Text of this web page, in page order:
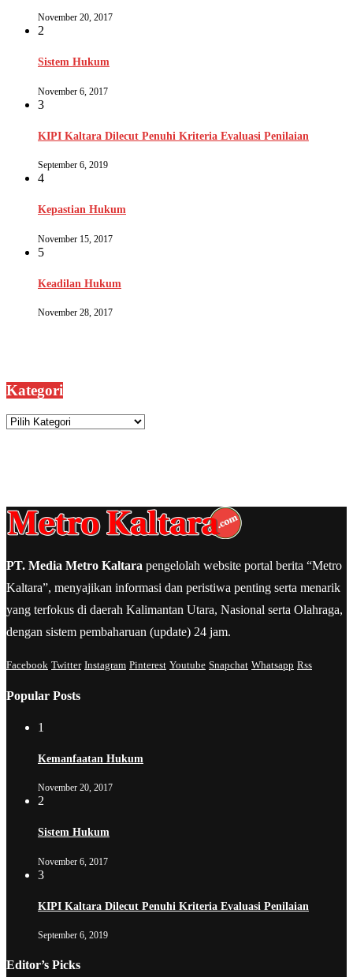
November 20, 2017
2
Sistem Hukum
November 6, 2017
3
KIPI Kaltara Dilecut Penuhi Kriteria Evaluasi Penilaian
September 6, 2019
4
Kepastian Hukum
November 15, 2017
5
Keadilan Hukum
November 28, 2017
Kategori
Kategori
PT. Media Metro Kaltara pengelolah website portal berita “Metro
Kaltara”, menyajikan informasi dan peristiwa penting serta menarik
yang terfokus di daerah Kalimantan Utara, Nasional serta Olahraga,
dengan sistem pembaharuan (update) 24 jam.
Facebook Twitter Instagram Pinterest Youtube Snapchat Whatsapp Rss
Popular Posts
1
Kemanfaatan Hukum
November 20, 2017
2
Sistem Hukum
November 6, 2017
3
KIPI Kaltara Dilecut Penuhi Kriteria Evaluasi Penilaian
September 6, 2019
Editor’s Picks